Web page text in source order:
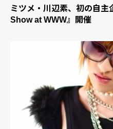
ミツメ・川辺素、初の自
Show at WWW』開催